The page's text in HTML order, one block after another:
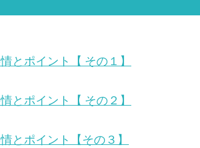
とポイント【 その１】
とポイント【 その２】
とポイント【その３】